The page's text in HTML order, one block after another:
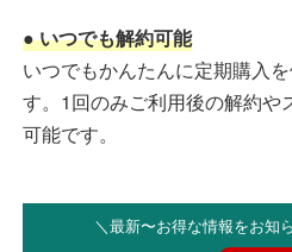
● いつでも解約可能
いつでもかんたんに定期購入
す。1回のみご利用後の解約や
可能です。
＼最新〜お得な情報をお知